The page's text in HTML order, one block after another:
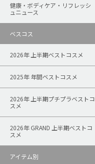
健康・ボディケア・リフレッシ
ュニュース
ベスコス
2026年 上半期ベストコスメ
2025年 年間ベストコスメ
2026年 上半期プチプラベストコ
スメ
2026年 GRAND 上半期ベストコ
スメ
アイテム別